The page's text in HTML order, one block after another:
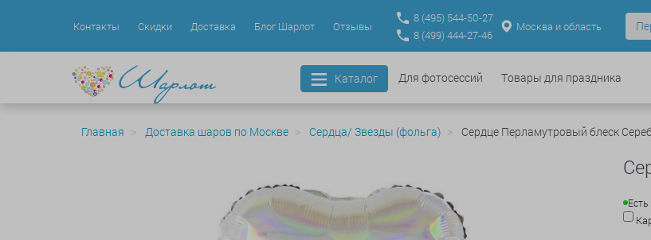
Контакты Скидки Доставка Блог Шарлот Отзывы
8 (495) 544-50-27
8 (499) 444-27-46
Москва и область
Каталог Для фотосессий Товары для праздника
Главная Доставка шаров по Москве Сердца/ Звезды (фольга) Сердце Перламутровый блеск